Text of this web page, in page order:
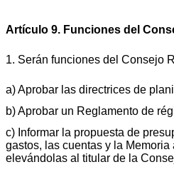
Artículo 9. Funciones del
1. Serán funciones del Consejo
a) Aprobar las directrices de
b) Aprobar un Reglamento de
c) Informar la propuesta de
gastos, las cuentas y la
elevándolas al titular de la